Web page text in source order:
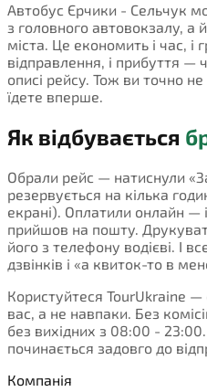
Автобус Єрчики - Сельчук
з головного автовокзалу, а
міста. Це економить і час, і
відправлення, і прибуття —
описі рейсу. Тож ви точно
їдете вперше.
Як відбувається
Обрали рейс — натиснули
резервується на кілька
екрані). Оплатили онлайн —
прийшов на пошту.
його з телефону водієві. І
дзвінків і «а квиток-то в
Користуйтеся TourUkraine
вас, а не навпаки. Без
без вихідних з 08:00 -
починається задовго до
Компанія